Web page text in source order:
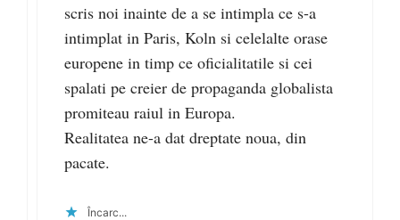
scris noi inainte de a se intimpla ce s-a
intimplat in Paris, Koln si celelalte orase
europene in timp ce oficialitatile si cei
spalati pe creier de propaganda globalista
promiteau raiul in Europa.
Realitatea ne-a dat dreptate noua, din
pacate.
Încarc...